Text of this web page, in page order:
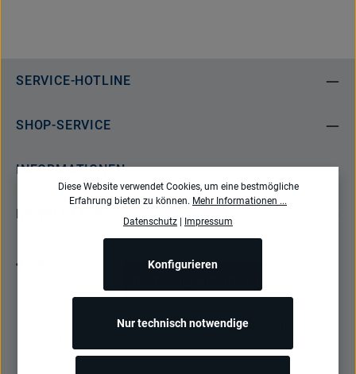
SERVICE-HOTLINE
SHOP-SERVICE
INFORMATIONEN
Alle Preise inkl. gesetzl. Mehrwertsteuer zzgl.Versandkosten
Diese Website verwendet Cookies, um eine bestmögliche
Erfahrung bieten zu können. Mehr Informationen ...
Datenschutz
Impressum
Nur technisch notwendige
Konfigurieren